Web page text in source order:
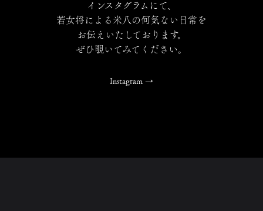
インスタグラムにて、
若女将による米八の何気ない日常を
お伝えいたしております。
ぜひ覗いてみてください。
Instagram →